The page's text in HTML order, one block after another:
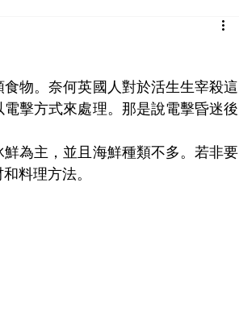
物。奈何英國人對於活生生宰殺這
擊方式來處理。那是說電擊昏迷後
為主，並且海鮮種類不多。若非要
料理方法。